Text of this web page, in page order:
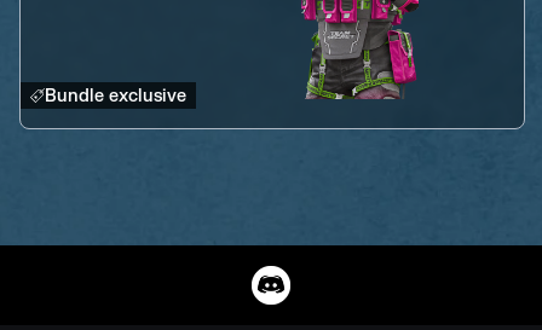
Bundle exclusive